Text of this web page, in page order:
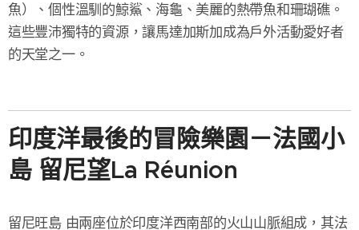
魚）、個性溫馴的鯨鯊、海龜、美麗的熱帶魚和珊瑚礁。
這些豐沛獨特的資源，讓馬達加斯加成為戶外活動愛好者
的天堂之一。
印度洋最後的冒險樂園－法國小
島 留尼望La Réunion
留尼旺島 由兩座位於印度洋西南部的火山山脈組成，其法